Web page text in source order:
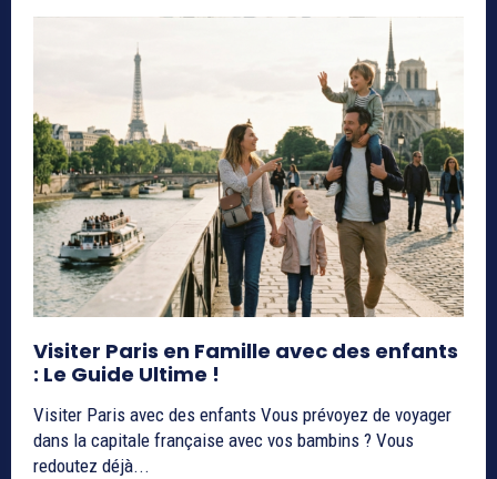
Visiter Paris en Famille avec des enfants
: Le Guide Ultime !
Visiter Paris avec des enfants Vous prévoyez de voyager
dans la capitale française avec vos bambins ? Vous
redoutez déjà...